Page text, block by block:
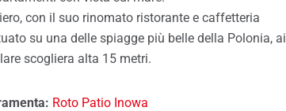
Servizio assistenza per porte e
finestre
con il suo rinomato ristorante e caffetteria
su una delle spiagge più belle della Polonia, ai
scogliera alta 15 metri.
Roto Patio Inowa